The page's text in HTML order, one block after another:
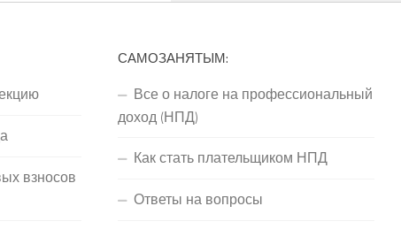
взносов
САМОЗАНЯТЫМ:
Все о налоге на профессиональный
доход (НПД)
Как стать плательщиком НПД
Ответы на вопросы